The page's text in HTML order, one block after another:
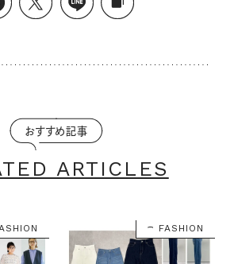
おすすめ記事
ARTICLES
FASHION